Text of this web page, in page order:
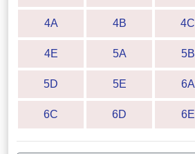
4A 4B 4C
4E 5A 5B
5D 5E 6A
6C 6D 6E